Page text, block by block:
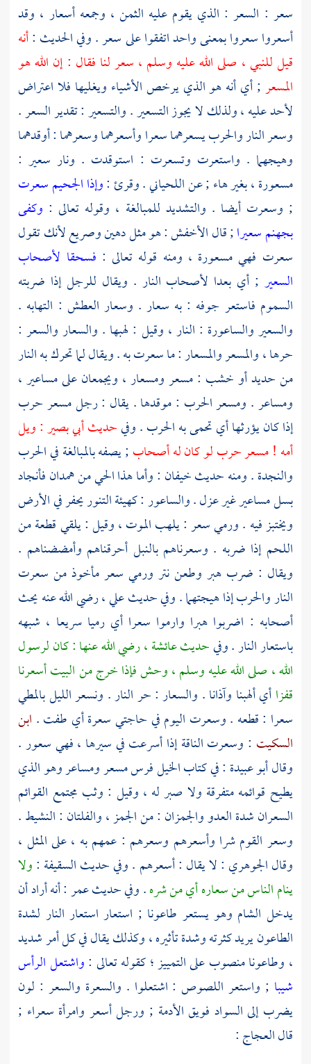
سعر : السعر : الذي يقوم عليه الثمن ، وجمعه أسعار ، وقد
أسعروا سعروا بمعنى واحد اتفقوا على سعر . وفي الحديث :أنه
قيل للنبي ، صلى الله عليه وسلم ، سعر لنا فقال : إن الله هو
المسعر; أي أنه هو الذي يرخص الأشياء ويغليها فلا اعتراض
لأحد عليه ، ولذلك لا يجوز التسعير . والتسعير : تقدير السعر .
وسعر النار والحرب يسعرهما سعرا وأسعرهما وسعرهما : أوقدهما
وهيجهما . واستعرت وتسعرت : استوقدت . ونار سعير :
مسعورة ، بغير هاء ; عناللحياني. وقرئ :وإذا الجحيم سعرت
; وسعرت أيضا . والتشديد للمبالغة ، وقوله تعالى : وكفى
بجهنم سعيرا; قالالأخفش: هو مثل دهين وصريع لأنك تقول
سعرت فهي مسعورة ، ومنه قوله تعالى : فسحقا لأصحاب
السعير ; أي بعدا لأصحاب النار . ويقال للرجل إذا ضربته
السموم فاستعر جوفه : به سعار . وسعار العطش : التهابه .
والسعير والساعورة : النار ، وقيل : لهبها . والسعار والسعر :
حرها ، والمسعر والمسعار : ما سعرت به . ويقال لما تحرك به النار
من حديد أو خشب : مسعر ومسعار ، ويجمعان على مساعير ،
ومساعر . ومسعر الحرب : موقدها . يقال : رجل مسعر حرب
إذا كان يؤرثها أي تحمى به الحرب . وفيحديثأبي بصير: ويل
أمه ! مسعر حرب لو كان له أصحاب; يصفه بالمبالغة في الحرب
والنجدة . ومنه حديثخيفان : وأما هذا الحي منهمدانفأنجاد
بسل مساعير غير عزل . والساعور : كهيئة التنور يحفر في الأرض
ويختبز فيه . ورمي سعر : يلهب الموت ، وقيل : يلقي قطعة من
اللحم إذا ضربه . وسعرناهم بالنبل أحرقناهم وأمضضناهم .
ويقال : ضرب هبر وطعن نتر ورمي سعر مأخوذ من سعرت
النار والحرب إذا هيجتهما . وفي حديثعلي، رضي الله عنه يحث
أصحابه : اضربوا هبرا وارموا سعرا أي رميا سريعا ، شبهه
باستعار النار . وفيحديثعائشة، رضي الله عنها : كان لرسول
الله ، صلى الله عليه وسلم ، وحش فإذا خرج من البيت أسعرنا
قفزاأي ألهبنا وآذانا . والسعار : حر النار . ونسعر الليل بالمطي
سعرا : قطعه . وسعرت اليوم في حاجتي سعرة أي طفت . ابن
السكيت : وسعرت الناقة إذا أسرعت في سيرها ، فهي سعور .
وقالأبو عبيدة : في كتاب الخيل فرس مسعر ومساعر وهو الذي
يطيح قوائمه متفرقة ولا صبر له ، وقيل : وثب مجتمع القوائم
السعران شدة العدو والجمزان : من الجمز ، والفلتان : النشيط .
وسعر القوم شرا وأسعرهم وسعرهم : عمهم به ، على المثل ،
وقالالجوهري : لا يقال : أسعرهم . وفي حديث السقيفة :ولا
ينام الناس من سعاره أي من شره. وفي حديثعمر: أنه أراد أن
يدخل الشام وهو يستعر طاعونا ; استعار استعار النار لشدة
الطاعون يريد كثرته وشدة تأثيره ، وكذلك يقال في كل أمر شديد
، وطاعونا منصوب على التمييز ؛ كقوله تعالى :واشتعل الرأس
شيبا ; واستعر اللصوص : اشتعلوا . والسعرة والسعر : لون
يضرب إلى السواد فويق الأدمة ; ورجل أسعر وامرأة سعراء ;
قالالعجاج: